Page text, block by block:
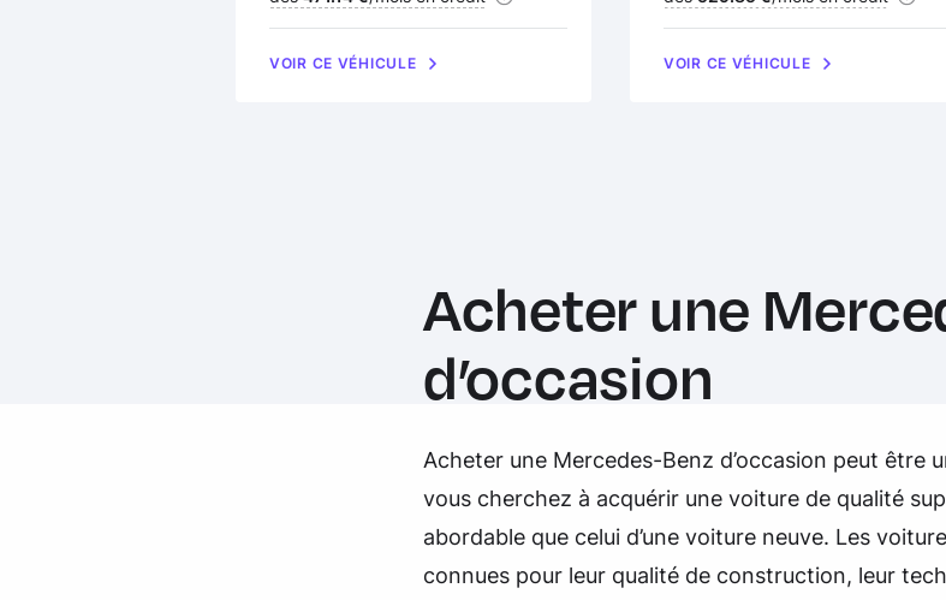
VOIR CE VÉHICULE VOIR CE VÉHICULE
Acheter une
d’occasion
Acheter une Mercedes-Benz d’occasion peut être
vous cherchez à acquérir une voiture de qualité
abordable que celui d’une voiture neuve. Les
connues pour leur qualité de construction, leur